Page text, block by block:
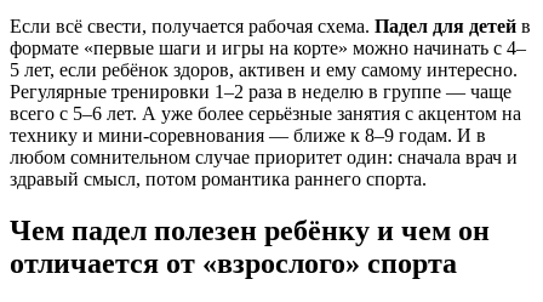
Если всё свести, получается рабочая схема. Падел для детей в
формате «первые шаги и игры на корте» можно начинать с 4–
5 лет, если ребёнок здоров, активен и ему самому интересно.
Регулярные тренировки 1–2 раза в неделю в группе — чаще
всего с 5–6 лет. А уже более серьёзные занятия с акцентом на
технику и мини‑соревнования — ближе к 8–9 годам. И в
любом сомнительном случае приоритет один: сначала врач и
здравый смысл, потом романтика раннего спорта.
Чем падел полезен ребёнку и чем он
отличается от «взрослого» спорта